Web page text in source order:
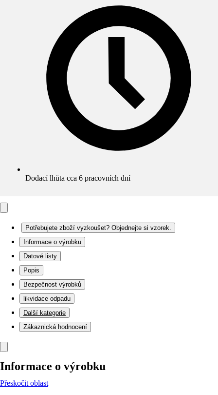
Dodací lhůta cca 6 pracovních dní
Potřebujete zboží vyzkoušet? Objednejte si vzorek.
Informace o výrobku
Datové listy
Popis
Bezpečnost výrobků
likvidace odpadu
Další kategorie
Zákaznická hodnocení
Informace o výrobku
Přeskočit oblast